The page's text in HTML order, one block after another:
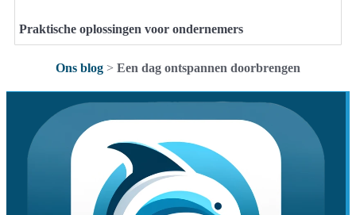
Praktische oplossingen voor ondernemers
Ons blog > Een dag ontspannen doorbrengen